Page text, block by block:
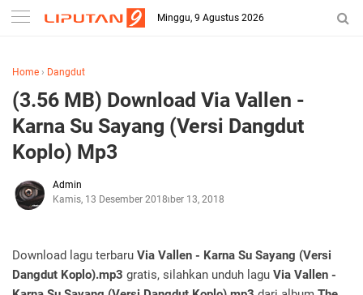
Minggu, 9 Agustus 2026
Home › Dangdut
(3.56 MB) Download Via Vallen -
Karna Su Sayang (Versi Dangdut
Koplo) Mp3
Admin
Kamis, 13 Desember 2018Desember 13, 2018
Download lagu terbaru Via Vallen - Karna Su Sayang (Versi
Dangdut Koplo).mp3 gratis, silahkan unduh lagu Via Vallen -